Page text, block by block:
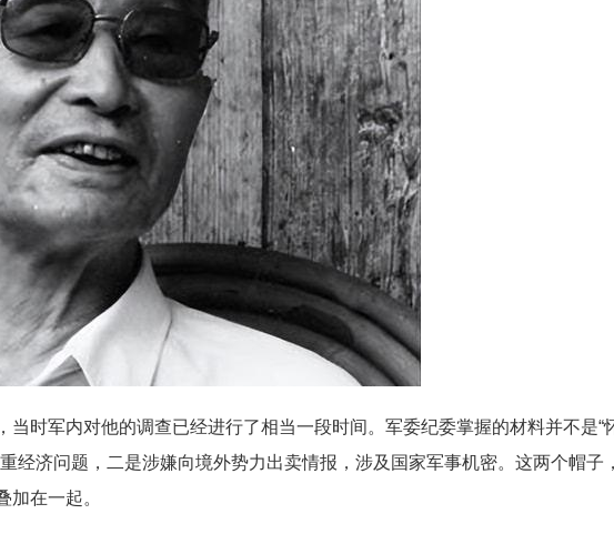
当时军内对他的调查已经进行了相当一段时间。军委纪委掌握的材料并不是“
经济问题，二是涉嫌向境外势力出卖情报，涉及国家军事机密。这两个帽子
加在一起。